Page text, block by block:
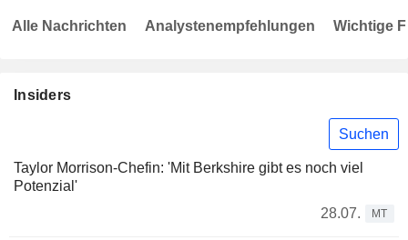
Insiders
Suchen
Taylor Morrison-Chefin: 'Mit Berkshire gibt es noch viel
Potenzial'
28.07.
MT
Alle Nachrichten Analystenempfehlungen Wichtige